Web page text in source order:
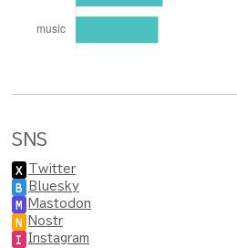
SNS
X Twitter
B Bluesky
M Mastodon
N Nostr
I Instagram